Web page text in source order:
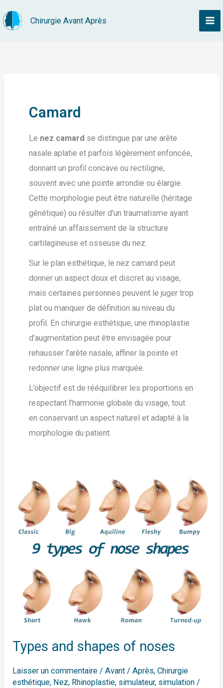
au
Chirurgie Avant Après
Camard
Le nez camard se distingue par une arête
nasale aplatie et parfois légèrement enfoncée,
donnant un profil concave ou rectiligne,
souvent avec une pointe arrondie ou élargie.
Cette morphologie peut être naturelle (héritage
génétique) ou résulter d’un traumatisme ayant
entraîné un affaissement de la structure
cartilagineuse et osseuse du nez.
Sur le plan esthétique, le nez camard peut
donner un aspect doux et discret au visage,
mais certaines personnes peuvent le juger trop
plat ou manquer de définition au niveau du
profil. En chirurgie esthétique, une rhinoplastie
d’augmentation peut être envisagée pour
rehausser l’arête nasale, affiner la pointe et
redonner une ligne plus marquée.
L’objectif est de rééquilibrer les proportions en
respectant l’harmonie globale du visage, tout
en conservant un aspect naturel et adapté à la
morphologie du patient.
Types and shapes of noses
Laisser un commentaire /Avant / Après,Chirurgie
esthétique, Nez, Rhinoplastie, simulateur, simulation /
Types
and
shapes
of
noses